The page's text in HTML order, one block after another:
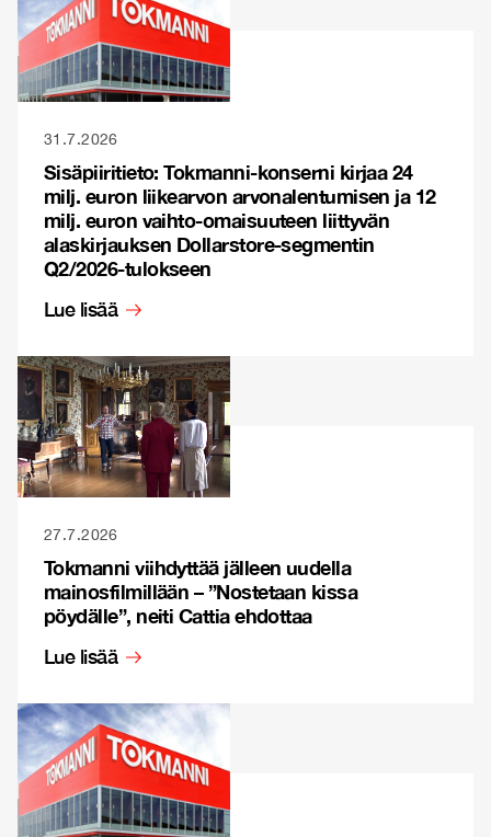
31.7.2026
Sisäpiiritieto: Tokmanni-konserni kirjaa 24
milj. euron liikearvon arvonalentumisen ja 12
milj. euron vaihto-omaisuuteen liittyvän
alaskirjauksen Dollarstore-segmentin
Q2/2026-tulokseen
Lue lisää
27.7.2026
Tokmanni viihdyttää jälleen uudella
mainosfilmillään – ”Nostetaan kissa
pöydälle”, neiti Cattia ehdottaa
Lue lisää